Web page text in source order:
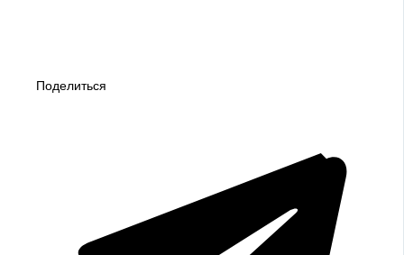
Поделиться